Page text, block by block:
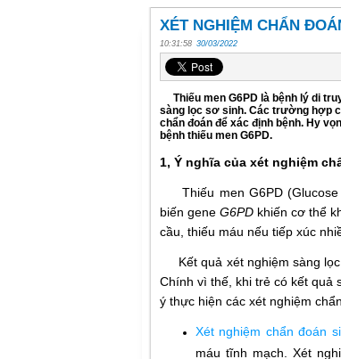
XÉT NGHIỆM CHẨN
10:31:58 30/03/2022
Thiếu men G6PD là bệnh lý di
sàng lọc sơ sinh. Các trường hợp
chẩn đoán để xác định bệnh. Hy
bệnh thiếu men G6PD.
1, Ý nghĩa của xét nghiệm
Thiếu men G6PD (Glucose
biến gene G6PD khiến cơ thể
cầu, thiếu máu nếu tiếp xúc
Kết quả xét nghiệm sàng lọc
Chính vì thế, khi trẻ có kết quả
ý thực hiện các xét nghiệm
Xét nghiệm chẩn đoán
máu tĩnh mạch. Xét